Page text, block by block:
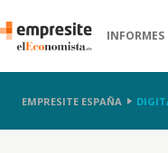
INFORMES
EMPRESITE ESPAÑA